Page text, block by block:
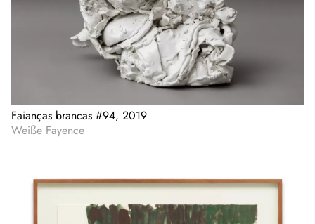
Faianças brancas #94, 2019
Weiße Fayence